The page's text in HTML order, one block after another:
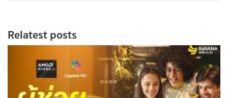
Relatest posts